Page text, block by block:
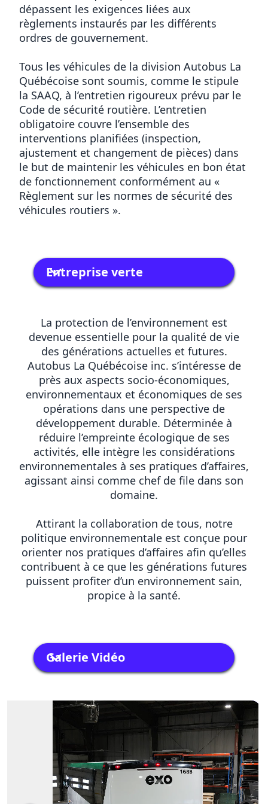
dépassent les exigences liées aux
règlements instaurés par les différents
ordres de gouvernement.
Tous les véhicules de la division Autobus La
Québécoise sont soumis, comme le stipule
la SAAQ, à l’entretien rigoureux prévu par le
Code de sécurité routière. L’entretien
obligatoire couvre l’ensemble des
interventions planifiées (inspection,
ajustement et changement de pièces) dans
le but de maintenir les véhicules en bon état
de fonctionnement conformément au «
Règlement sur les normes de sécurité des
véhicules routiers ».
Entreprise verte
La protection de l’environnement est
devenue essentielle pour la qualité de vie
des générations actuelles et futures.
Autobus La Québécoise inc. s’intéresse de
près aux aspects socio-économiques,
environnementaux et économiques de ses
opérations dans une perspective de
développement durable. Déterminée à
réduire l’empreinte écologique de ses
activités, elle intègre les considérations
environnementales à ses pratiques d’affaires,
agissant ainsi comme chef de file dans son
domaine.
Attirant la collaboration de tous, notre
politique environnementale est conçue pour
orienter nos pratiques d’affaires afin qu’elles
contribuent à ce que les générations futures
puissent profiter d’un environnement sain,
propice à la santé.
Galerie Vidéo